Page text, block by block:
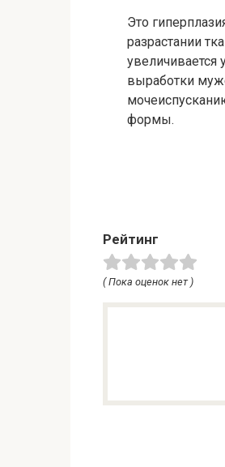
Это
разрастании
увеличивается
выработки
формы.
Рейтинг
( Пока оценок нет )